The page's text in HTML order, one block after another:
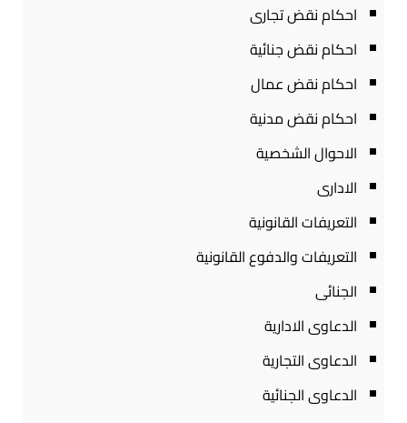
احكام نقض تجارى
احكام نقض جنائية
احكام نقض عمال
احكام نقض مدنية
الاحوال الشخصية
الادارى
التعريفات القانونية
التعريفات والدفوع القانونية
الجنائى
الدعاوى الادارية
الدعاوى التجارية
الدعاوى الجنائية